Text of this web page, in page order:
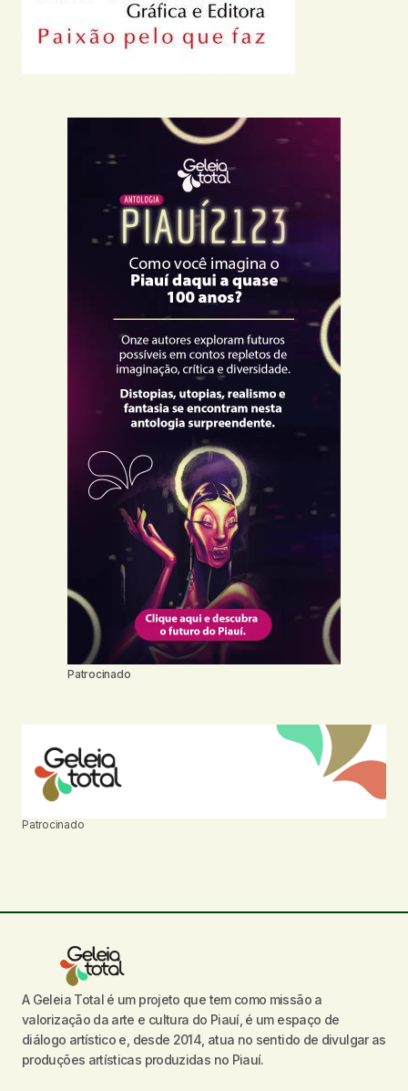
Patrocinado
Patrocinado
A Geleia Total é um projeto que tem como missão a
valorização da arte e cultura do Piauí, é um espaço de
diálogo artístico e, desde 2014, atua no sentido de divulgar as
produções artísticas produzidas no Piauí.